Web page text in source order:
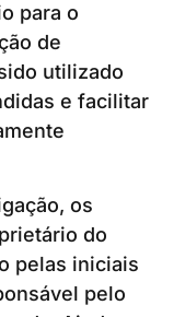
para o
de
utilizado
e facilitar
os
do
pelas iniciais
pelo